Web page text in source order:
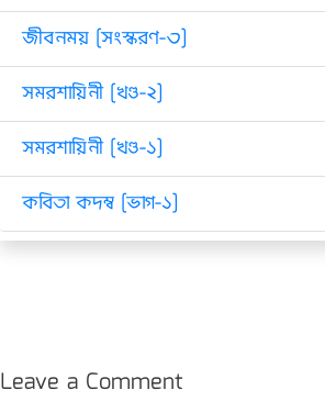
জীবনময় [সংস্করণ-৩]
সমরশায়িনী [খণ্ড-২]
সমরশায়িনী [খণ্ড-১]
কবিতা কদম্ব [ভাগ-১]
Leave a Comment